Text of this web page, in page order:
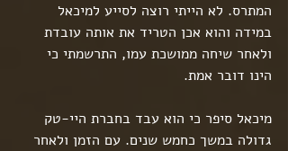
המתרס. לא הייתי רוצה לסייע למיכאל
במידה והוא אכן הטריד את אותה עובדת
ולאחר שיחה ממושכת עמו, התרשמתי כי
הינו דובר אמת.
מיכאל סיפר כי הוא עבד בחברת היי-טק
גדולה במשך כחמש שנים. עם הזמן ולאחר